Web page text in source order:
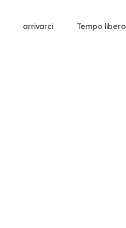
arrivarci Tempo libero